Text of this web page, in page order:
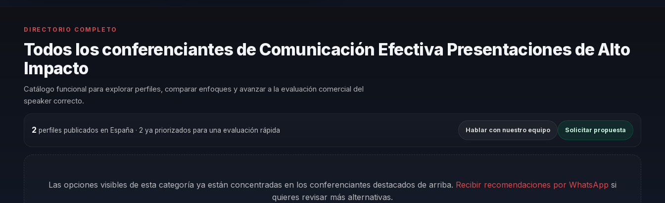
DIRECTORIO COMPLETO
Todos los conferenciantes de Comunicación Efectiva Presentaciones de Alto
Impacto
Catálogo funcional para explorar perfiles, comparar enfoques y avanzar a la evaluación comercial del
speaker correcto.
2 perfiles publicados en España · 2 ya priorizados para una evaluación rápida Hablar con nuestro equipo Solicitar propuesta
Las opciones visibles de esta categoría ya están concentradas en los conferenciantes destacados de arriba. Recibir recomendaciones por WhatsApp si
quieres revisar más alternativas.